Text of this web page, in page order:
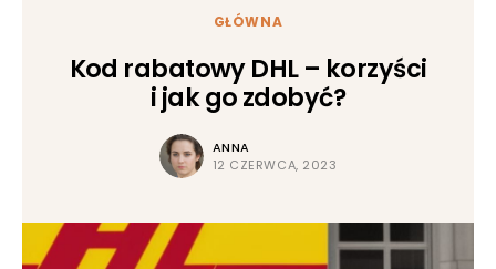
GŁÓWNA
Kod rabatowy DHL – korzyści
i jak go zdobyć?
ANNA
12 CZERWCA, 2023